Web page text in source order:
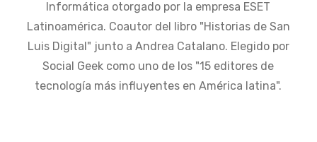
Informática otorgado por la empresa ESET
Latinoamérica. Coautor del libro "Historias de San
Luis Digital" junto a Andrea Catalano. Elegido por
Social Geek como uno de los "15 editores de
tecnología más influyentes en América latina".